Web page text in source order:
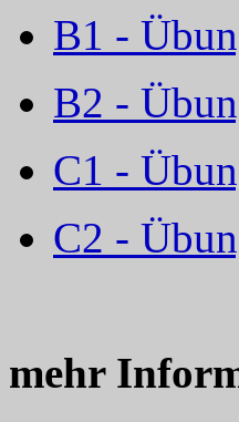
B1 -
B2 -
C1 -
C2 -
mehr